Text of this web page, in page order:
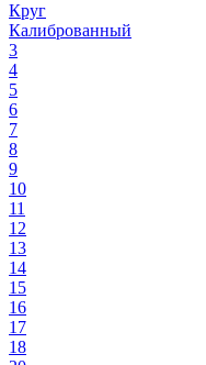
Круг
Калиброванный
3
4
5
6
7
8
9
10
11
12
13
14
15
16
17
18